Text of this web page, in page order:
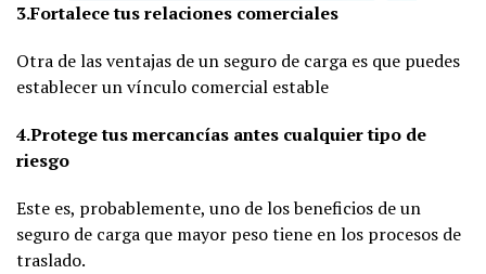
3.Fortalece tus relaciones comerciales
Otra de las ventajas de un seguro de carga es que puedes
establecer un vínculo comercial estable
4.Protege tus mercancías antes cualquier tipo de
riesgo
Este es, probablemente, uno de los beneficios de un
seguro de carga que mayor peso tiene en los procesos de
traslado.